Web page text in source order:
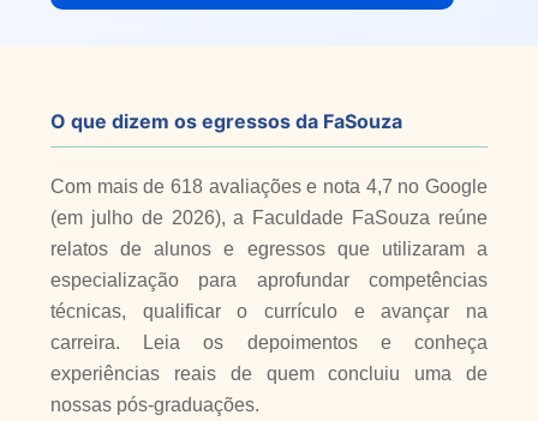
O que dizem os egressos da FaSouza
Com mais de 618 avaliações e nota 4,7 no Google
(em julho de 2026), a Faculdade FaSouza reúne
relatos de alunos e egressos que utilizaram a
especialização para aprofundar competências
técnicas, qualificar o currículo e avançar na
carreira. Leia os depoimentos e conheça
experiências reais de quem concluiu uma de
nossas pós-graduações.